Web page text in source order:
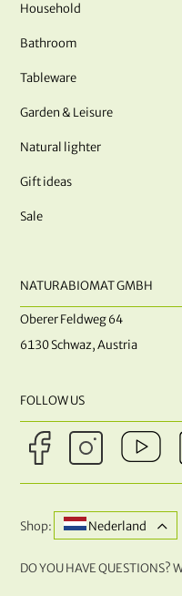
Household
Bathroom
Tableware
Garden & Leisure
Natural lighter
Gift ideas
Sale
NATURABIOMAT GMBH
Oberer Feldweg 64
6130 Schwaz, Austria
FOLLOW US
Shop: Nederland
DO YOU HAVE QUESTIONS?